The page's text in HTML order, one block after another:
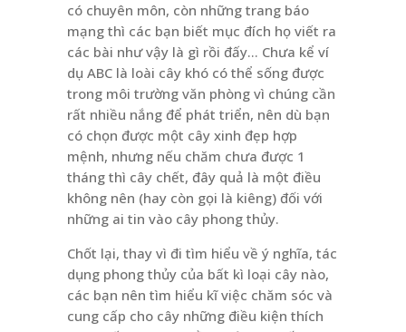
có chuyên môn, còn những trang báo
mạng thì các bạn biết mục đích họ viết ra
các bài như vậy là gì rồi đấy… Chưa kể ví
dụ ABC là loài cây khó có thể sống được
trong môi trường văn phòng vì chúng cần
rất nhiều nắng để phát triển, nên dù bạn
có chọn được một cây xinh đẹp hợp
mệnh, nhưng nếu chăm chưa được 1
tháng thì cây chết, đây quả là một điều
không nên (hay còn gọi là kiêng) đối với
những ai tin vào cây phong thủy.
Chốt lại, thay vì đi tìm hiểu về ý nghĩa, tác
dụng phong thủy của bất kì loại cây nào,
các bạn nên tìm hiểu kĩ việc chăm sóc và
cung cấp cho cây những điều kiện thích